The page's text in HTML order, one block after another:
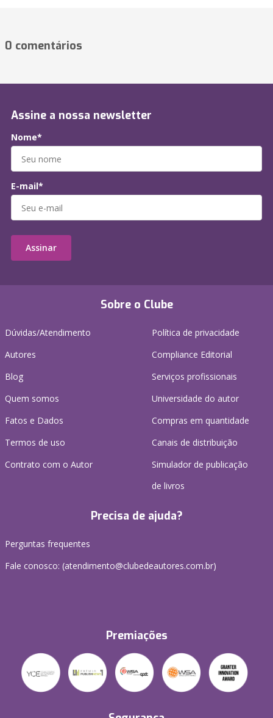
0 comentários
Sobre o Clube
Dúvidas/Atendimento
Autores
Blog
Quem somos
Fatos e Dados
Termos de uso
Contrato com o Autor
Política de privacidade
Compliance Editorial
Serviços profissionais
Universidade do autor
Compras em quantidade
Canais de distribuição
Simulador de publicação
de livros
Precisa de ajuda?
Perguntas frequentes
Fale conosco: (atendimento@clubedeautores.com.br)
Premiações
Assine a nossa newsletter
Nome*
E-mail*
Assinar